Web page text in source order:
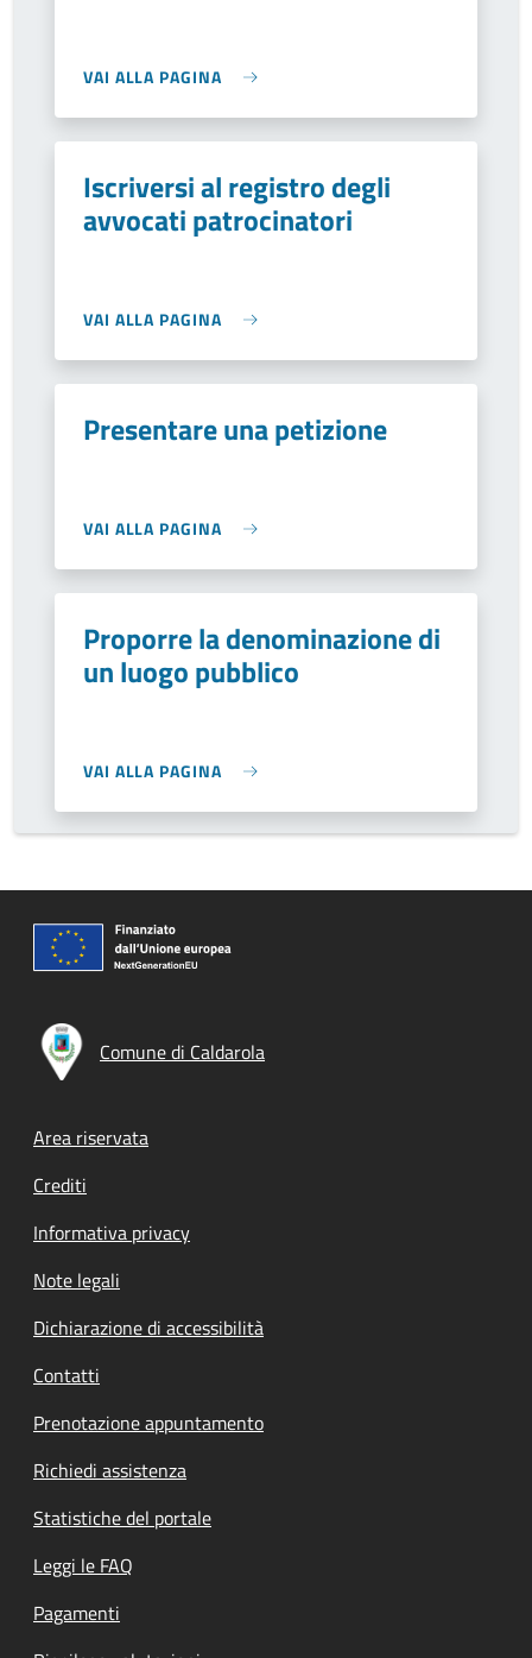
VAI ALLA PAGINA
Iscriversi al registro degli
avvocati patrocinatori
VAI ALLA PAGINA
Presentare una petizione
VAI ALLA PAGINA
Proporre la denominazione di
un luogo pubblico
VAI ALLA PAGINA
Comune di Caldarola
Footer menu
Area riservata
Crediti
Informativa privacy
Note legali
Dichiarazione di accessibilità
Contatti
Prenotazione appuntamento
Richiedi assistenza
Statistiche del portale
Leggi le FAQ
Pagamenti